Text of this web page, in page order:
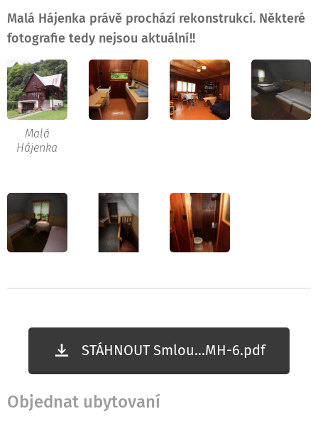
Malá Hájenka právě prochází rekonstrukcí. Některé
fotografie tedy nejsou aktuální!!
Malá
Hájenka
STÁHNOUT Smlou...MH-6.pdf
Objednat ubytovaní